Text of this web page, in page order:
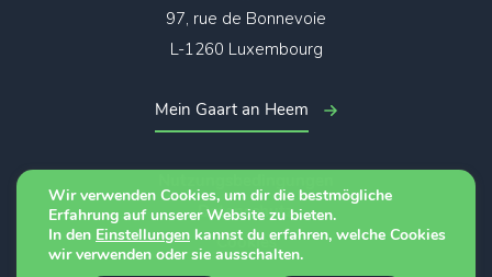
97, rue de Bonnevoie
L-1260 Luxembourg
Mein Gaart an Heem
Datenschutz
Cookies
Wir verwenden Cookies, um dir die bestmögliche
Erfahrung auf unserer Website zu bieten.
In den Einstellungen kannst du erfahren, welche Cookies
wir verwenden oder sie ausschalten.